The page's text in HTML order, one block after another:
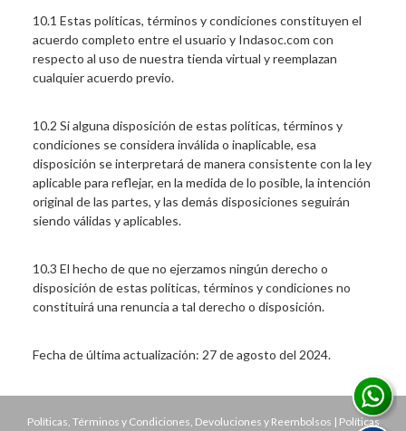
10.1 Estas políticas, términos y condiciones constituyen el
acuerdo completo entre el usuario y Indasoc.com con
respecto al uso de nuestra tienda virtual y reemplazan
cualquier acuerdo previo.
10.2 Si alguna disposición de estas políticas, términos y
condiciones se considera inválida o inaplicable, esa
disposición se interpretará de manera consistente con la ley
aplicable para reflejar, en la medida de lo posible, la intención
original de las partes, y las demás disposiciones seguirán
siendo válidas y aplicables.
10.3 El hecho de que no ejerzamos ningún derecho o
disposición de estas políticas, términos y condiciones no
constituirá una renuncia a tal derecho o disposición.
Fecha de última actualización: 27 de agosto del 2024.
Políticas, Términos y Condiciones, Devoluciones y Reembolsos | Políticas